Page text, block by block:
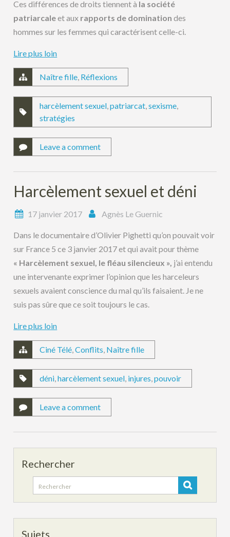
Ces différences de droits tiennent à la société
patriarcaleet aux rapports de dominationdes
hommes sur les femmes qui caractérisent celle-ci.
Lire plus loin
Naître fille, Réflexions
harcèlement sexuel,patriarcat,sexisme,
stratégies
Leave a comment
Harcèlement sexuel et déni
17 janvier 2017 Agnès Le Guernic
Dans le documentaire d’Olivier Pighetti qu’on pouvait voir
sur France 5 ce 3 janvier 2017 et qui avait pour thème
« Harcèlement sexuel, le fléau silencieux », j’ai entendu
une intervenante exprimer l’opinion que les harceleurs
sexuels avaient conscience du mal qu’ils faisaient. Je ne
suis pas sûre que ce soit toujours le cas.
Lire plus loin
Ciné Télé,Conflits, Naître fille
déni,harcèlement sexuel, injures,pouvoir
Leave a comment
Rechercher
Search
for:
Sujets